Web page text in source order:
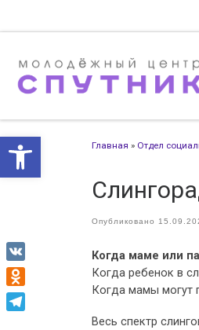
ОткрытьГлавная » Отдел
Опубликовано
Когда маме или
Когда ребенок в
Когда мамы могут
Весь спектр
VK
Odnoklassniki